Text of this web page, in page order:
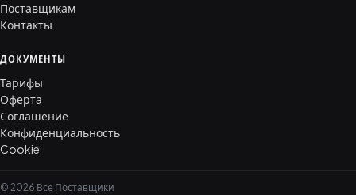
Поставщикам
Контакты
ДОКУМЕНТЫ
Тарифы
Оферта
Соглашение
Конфиденциальность
Cookie
© 2026 Все Поставщики